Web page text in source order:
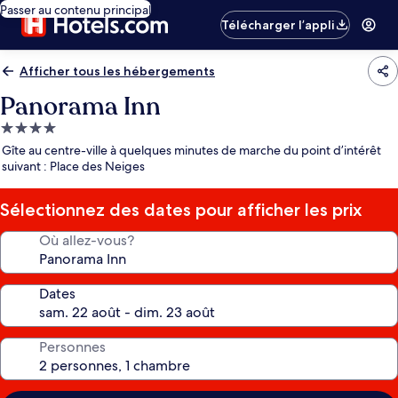
Passer au contenu principal
Télécharger l’appli
Afficher tous les hébergements
Panorama Inn
Hébergement
4.0 étoiles
Gîte au centre-ville à quelques minutes de marche du point d’intérêt
suivant : Place des Neiges
Sélectionnez des dates pour afficher les prix
Où allez-vous?
Dates
Personnes